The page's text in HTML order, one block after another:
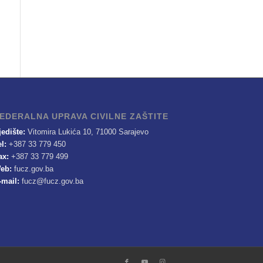
UPRAVA CIVILNE ZAŠTITE
Vitomira Lukića 10, 71000 Sarajevo
+387 33 779 450
+387 33 779 499
fucz.gov.ba
mail: fucz@fucz.gov.ba